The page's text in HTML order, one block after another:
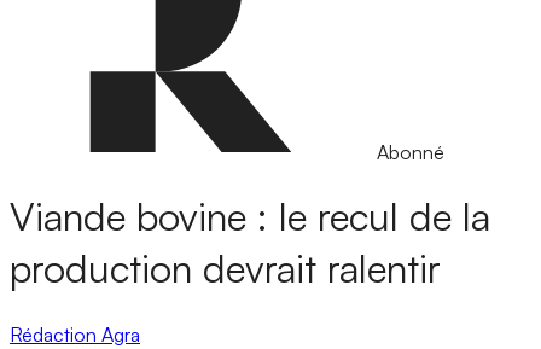
Abonné
Viande bovine : le recul de la
production devrait ralentir
Rédaction Agra